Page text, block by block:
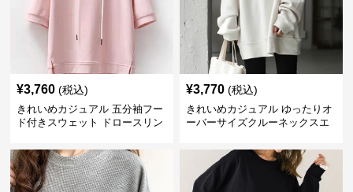
¥3,760 (税込)
きれいめカジュアル 五分袖フー
ド付きスウェット ドロースリン
¥3,770 (税込)
きれいめカジュアル ゆったりオ
ーバーサイズクルーネックスエ